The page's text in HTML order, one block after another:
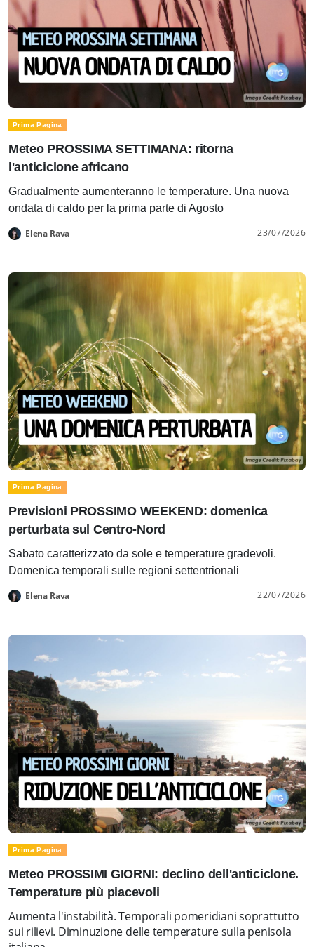
Prima Pagina
Meteo PROSSIMA SETTIMANA: ritorna
l'anticiclone africano
Gradualmente aumenteranno le temperature. Una nuova
ondata di caldo per la prima parte di Agosto
Elena Rava 23/07/2026
Prima Pagina
Previsioni PROSSIMO WEEKEND: domenica
perturbata sul Centro-Nord
Sabato caratterizzato da sole e temperature gradevoli.
Domenica temporali sulle regioni settentrionali
Elena Rava 22/07/2026
Prima Pagina
Meteo PROSSIMI GIORNI: declino dell'anticiclone.
Temperature più piacevoli
Aumenta l'instabilità. Temporali pomeridiani soprattutto
sui rilievi. Diminuzione delle temperature sulla penisola